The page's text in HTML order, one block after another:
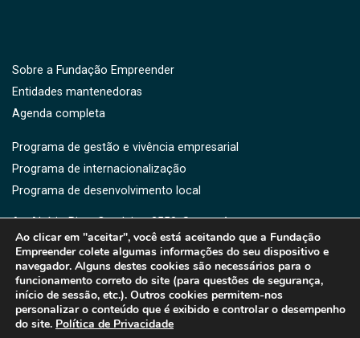
Sobre a Fundação Empreender
Entidades mantenedoras
Agenda completa
Programa de gestão e vivência empresarial
Programa de internacionalização
Programa de desenvolvimento local
Av. Aluísio Pires Condeixa, 2550, Saguaçú,
CEP: 89221-750 -Joinville, SC
(47) 3461-3364 | 3461-3373 | (47) 9176-5919
fe@fe.org.br
Ao clicar em "aceitar", você está aceitando que a Fundação
Empreender colete algumas informações do seu dispositivo e
navegador. Alguns destes cookies são necessários para o
funcionamento correto do site (para questões de segurança,
início de sessão, etc.). Outros cookies permitem-nos
personalizar o conteúdo que é exibido e controlar o desempenho
do site. Política de Privacidade